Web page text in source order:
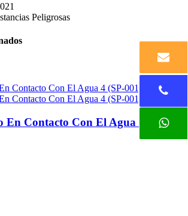
Peligrosas
En Contacto Con El Agua 4 (SP-